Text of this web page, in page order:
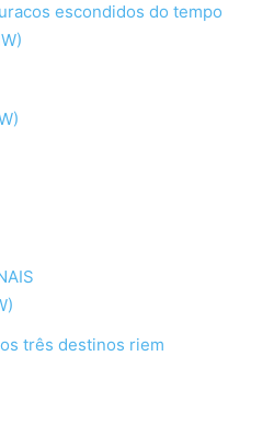
escondidos do tempo
três destinos riem